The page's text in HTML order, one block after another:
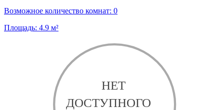
Возможное количество комнат: 0
Площадь: 4.9 м²